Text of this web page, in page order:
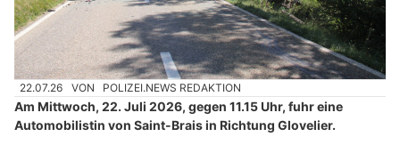
22.07.26 VON POLIZEI.NEWS REDAKTION
Am Mittwoch, 22. Juli 2026, gegen 11.15 Uhr, fuhr eine
Automobilistin von Saint-Brais in Richtung Glovelier.